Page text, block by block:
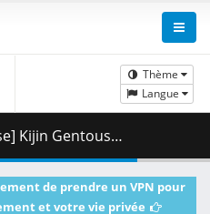
Thème
Langue
( 460.54 MB )
de prendre un VPN pour
et votre vie privée